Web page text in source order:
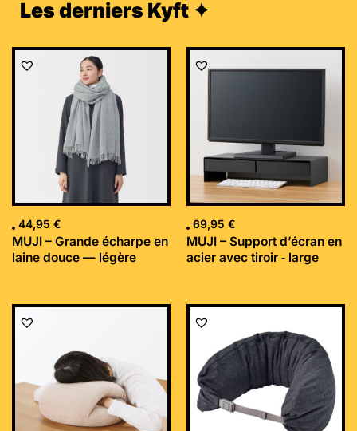
Les derniers Kyft ✦
44,95 €
MUJI – Grande écharpe en
laine douce — légère
69,95 €
MUJI – Support d’écran en
acier avec tiroir ‐ large